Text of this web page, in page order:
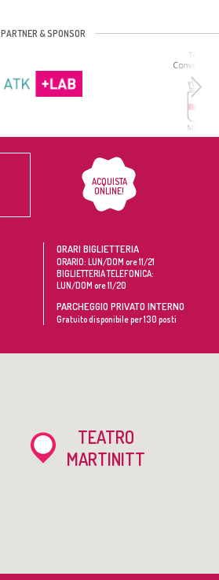
PARTNER & SPONSOR
ACQUISTA
ONLINE!
ORARI BIGLIETTERIA
ORARIO: LUN/DOM ore 11/21
BIGLIETTERIA TELEFONICA:
LUN/DOM ore 11/20
PARCHEGGIO PRIVATO INTERNO
Gratuito disponibile per 130 posti
TEATRO
MARTINITT